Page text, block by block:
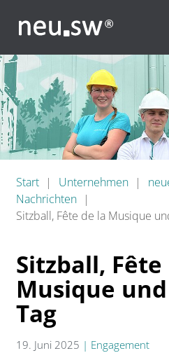
Start Unternehmen
Nachrichten
Sitzball, Fête de la Musique
Sitzball, Fête
Musique
Tag
19. Juni 2025 | Engagement